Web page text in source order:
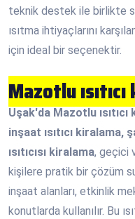
teknik destek ile birlikte
ısıtma ihtiyaçlarını
için ideal bir seçenektir.
Mazotlu
Uşak'da Mazotlu
inşaat ısıtıcı kiralama,
ısıtıcısı kiralama, geçici
kişilere pratik bir çözüm
inşaat alanları, etkinlik
konutlarda kullanılır. Bu